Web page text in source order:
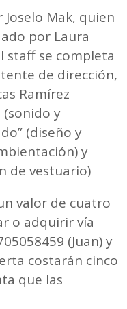
Mak, quien
por Laura
staff se completa
de dirección,
Ramírez
(sonido y
(diseño y
y
de vestuario)
valor de cuatro
o adquirir vía
(Juan) y
costarán cinco
que las